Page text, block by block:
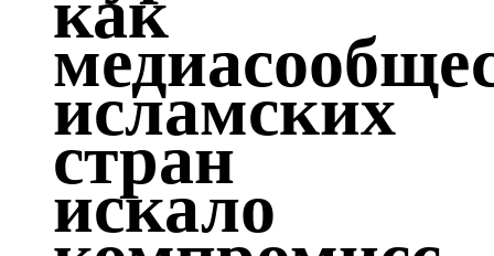
91,5 FM
Кайбыч
106,1 FM
Кама тамагы
71,51 FM
исламских
стран
искало